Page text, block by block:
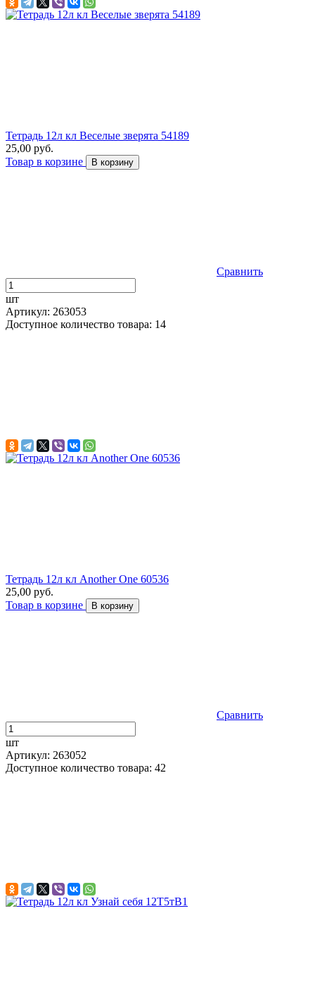
Тетрадь 12л кл Веселые зверята 54189
25,00 руб.
Товар в корзине
В корзину
Сравнить
шт
Артикул: 263053
Доступное количество товара: 14
Тетрадь 12л кл Another One 60536
25,00 руб.
Товар в корзине
В корзину
Сравнить
шт
Артикул: 263052
Доступное количество товара: 42